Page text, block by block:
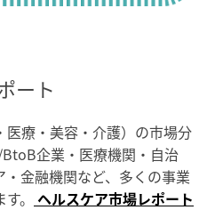
ート
療・美容・介護）の市場分
企業・医療機関・自治
金融機関など、多くの事業
。 ヘルスケア市場レポート